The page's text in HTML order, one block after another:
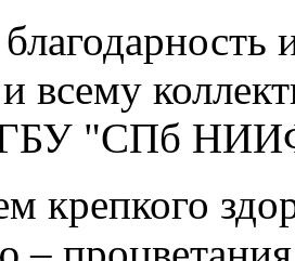
всему
"СПб
крепкого